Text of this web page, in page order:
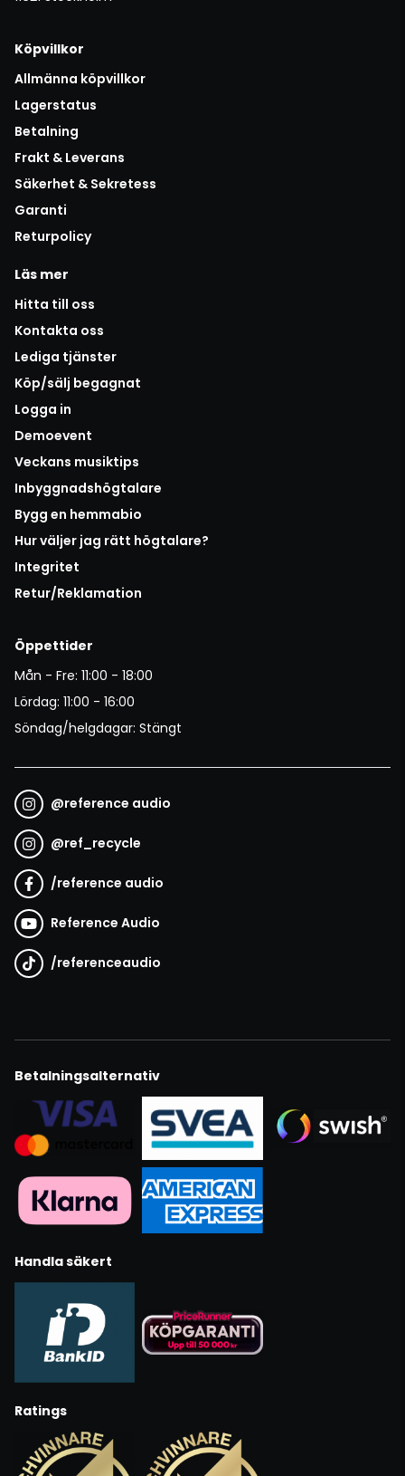
Köpvillkor
Allmänna köpvillkor
Lagerstatus
Betalning
Frakt & Leverans
Säkerhet & Sekretess
Garanti
Returpolicy
Läs mer
Hitta till oss
Kontakta oss
Lediga tjänster
Köp/sälj begagnat
Logga in
Demoevent
Veckans musiktips
Inbyggnadshögtalare
Bygg en hemmabio
Hur väljer jag rätt högtalare?
Integritet
Retur/Reklamation
Öppettider
Mån - Fre: 11:00 - 18:00
Lördag: 11:00 - 16:00
Söndag/helgdagar: Stängt
@reference audio
@ref_recycle
/reference audio
Reference Audio
/referenceaudio
Betalningsalternativ
Handla säkert
Ratings